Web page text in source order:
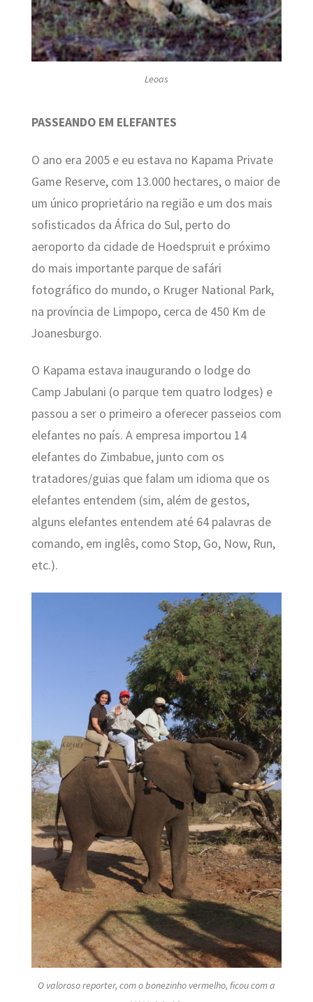
Leoas
PASSEANDO EM ELEFANTES
O ano era 2005 e eu estava no Kapama Private
Game Reserve, com 13.000 hectares, o maior de
um único proprietário na região e um dos mais
sofisticados da África do Sul, perto do
aeroporto da cidade de Hoedspruit e próximo
do mais importante parque de safári
fotográfico do mundo, o Kruger National Park,
na província de Limpopo, cerca de 450 Km de
Joanesburgo.
O Kapama estava inaugurando o lodge do
Camp Jabulani (o parque tem quatro lodges) e
passou a ser o primeiro a oferecer passeios com
elefantes no país. A empresa importou 14
elefantes do Zimbabue, junto com os
tratadores/guias que falam um idioma que os
elefantes entendem (sim, além de gestos,
alguns elefantes entendem até 64 palavras de
comando, em inglês, como Stop, Go, Now, Run,
etc.).
O valoroso reporter, com o bonezinho vermelho, ficou com a